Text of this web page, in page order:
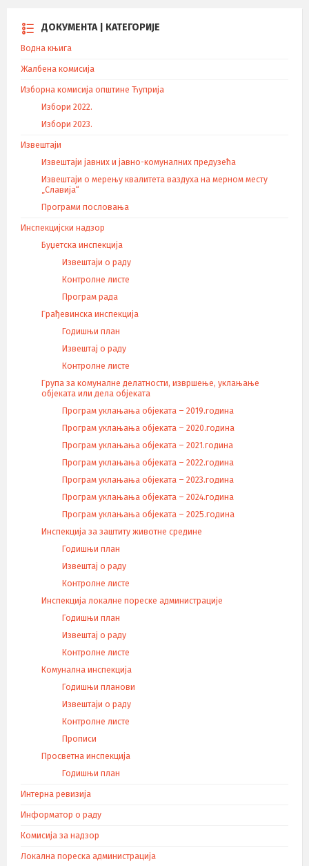
ДОКУМЕНТА | КАТЕГОРИЈЕ
Водна књига
Жалбена комисија
Изборна комисија општине Ћуприја
Избори 2022.
Избори 2023.
Извештаји
Извештаји јавних и јавно-комуналних предузећа
Извештаји о мерењу квалитета ваздуха на мерном месту
„Славија“
Програми пословања
Инспекцијски надзор
Буџетска инспекција
Извештаји о раду
Контролне листе
Програм рада
Грађевинска инспекција
Годишњи план
Извештај о раду
Контролне листе
Група за комуналне делатности, извршење, уклањање
објеката или дела објеката
Програм уклањања објеката – 2019.година
Програм уклањања објеката – 2020.година
Програм уклањања објеката – 2021.година
Програм уклањања објеката – 2022.година
Програм уклањања објеката – 2023.година
Програм уклањања објеката – 2024.година
Програм уклањања објеката – 2025.година
Инспекција за заштиту животне средине
Годишњи план
Извештај о раду
Контролне листе
Инспекција локалне пореске администрације
Годишњи план
Извештај о раду
Контролне листе
Комунална инспекција
Годишњи планови
Извештаји о раду
Контролне листе
Прописи
Просветна инспекција
Годишњи план
Интерна ревизија
Информатор о раду
Комисија за надзор
Локална пореска администрација